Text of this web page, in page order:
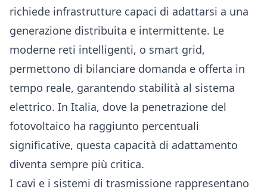
richiede infrastrutture capaci di adattarsi a una
generazione distribuita e intermittente. Le
moderne reti intelligenti, o smart grid,
permettono di bilanciare domanda e offerta in
tempo reale, garantendo stabilità al sistema
elettrico. In Italia, dove la penetrazione del
fotovoltaico ha raggiunto percentuali
significative, questa capacità di adattamento
diventa sempre più critica.
I cavi e i sistemi di trasmissione rappresentano